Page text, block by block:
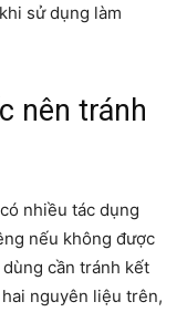
sử dụng làm
nên tránh
nhiều tác dụng
nếu không được
cần tránh kết
nguyên liệu trên,